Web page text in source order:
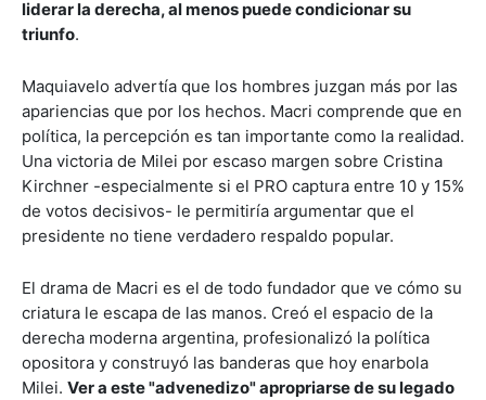
liderar la derecha, al menos puede condicionar su
triunfo.
Maquiavelo advertía que los hombres juzgan más por las
apariencias que por los hechos. Macri comprende que en
política, la percepción es tan importante como la realidad.
Una victoria de Milei por escaso margen sobre Cristina
Kirchner -especialmente si el PRO captura entre 10 y 15%
de votos decisivos- le permitiría argumentar que el
presidente no tiene verdadero respaldo popular.
El drama de Macri es el de todo fundador que ve cómo su
criatura le escapa de las manos. Creó el espacio de la
derecha moderna argentina, profesionalizó la política
opositora y construyó las banderas que hoy enarbola
Milei. Ver a este "advenedizo" apropriarse de su legado